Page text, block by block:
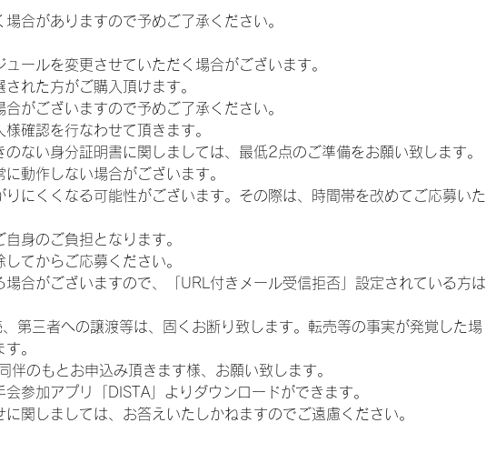
合がありますので予めご了承ください。
ールを変更させていただく場合がございます。
れた方がご購入頂けます。
がございますので予めご了承ください。
確認を行なわせて頂きます。
ない身分証明書に関しましては、最低2点のご準備をお願い致します。
動作しない場合がございます。
にくくなる可能性がございます。その際は、時間帯を改めてご応募いた
身のご負担となります。
てからご応募ください。
合がございますので、「URL付きメール受信拒否」設定されている方は
第三者への譲渡等は、固くお断り致します。転売等の事実が発覚した場
。
のもとお申込み頂きます様、お願い致します。
参加アプリ「DISTA」よりダウンロードができます。
関しましては、お答えいたしかねますのでご遠慮ください。